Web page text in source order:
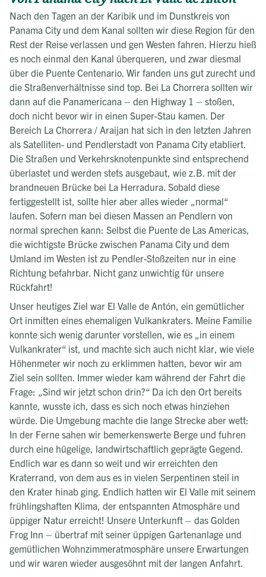
Nach den Tagen an der Karibik und im Dunstkreis von
Panama City und dem Kanal sollten wir diese Region für den
Rest der Reise verlassen und gen Westen fahren. Hierzu hieß
es noch einmal den Kanal überqueren, und zwar diesmal
über die Puente Centenario. Wir fanden uns gut zurecht und
die Straßenverhältnisse sind top. Bei La Chorrera sollten wir
dann auf die Panamericana – den Highway 1 – stoßen,
doch nicht bevor wir in einen Super-Stau kamen. Der
Bereich La Chorrera / Araijan hat sich in den letzten Jahren
als Satelliten- und Pendlerstadt von Panama City etabliert.
Die Straßen und Verkehrsknotenpunkte sind entsprechend
überlastet und werden stets ausgebaut, wie z.B. mit der
brandneuen Brücke bei La Herradura. Sobald diese
fertiggestellt ist, sollte hier aber alles wieder „normal“
laufen. Sofern man bei diesen Massen an Pendlern von
normal sprechen kann: Selbst die Puente de Las Americas,
die wichtigste Brücke zwischen Panama City und dem
Umland im Westen ist zu Pendler-Stoßzeiten nur in eine
Richtung befahrbar. Nicht ganz unwichtig für unsere
Rückfahrt!
Unser heutiges Ziel war El Valle de Antón, ein gemütlicher
Ort inmitten eines ehemaligen Vulkankraters. Meine Familie
konnte sich wenig darunter vorstellen, wie es „in einem
Vulkankrater“ ist, und machte sich auch nicht klar, wie viele
Höhenmeter wir noch zu erklimmen hatten, bevor wir am
Ziel sein sollten. Immer wieder kam während der Fahrt die
Frage: „Sind wir jetzt schon drin?“ Da ich den Ort bereits
kannte, wusste ich, dass es sich noch etwas hinziehen
würde. Die Umgebung machte die lange Strecke aber wett:
In der Ferne sahen wir bemerkenswerte Berge und fuhren
durch eine hügelige, landwirtschaftlich geprägte Gegend.
Endlich war es dann so weit und wir erreichten den
Kraterrand, von dem aus es in vielen Serpentinen steil in
den Krater hinab ging. Endlich hatten wir El Valle mit seinem
frühlingshaften Klima, der entspannten Atmosphäre und
üppiger Natur erreicht! Unsere Unterkunft – das Golden
Frog Inn – übertraf mit seiner üppigen Gartenanlage und
gemütlichen Wohnzimmeratmosphäre unsere Erwartungen
und wir waren wieder ausgesöhnt mit der langen Anfahrt.